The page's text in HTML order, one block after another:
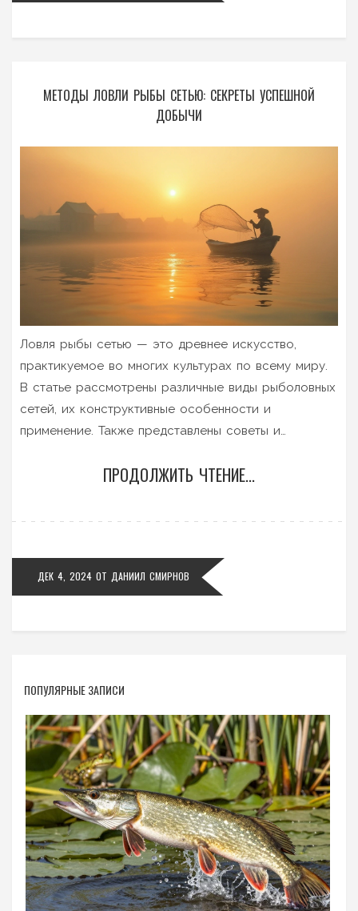
МЕТОДЫ ЛОВЛИ РЫБЫ СЕТЬЮ: СЕКРЕТЫ УСПЕШНОЙ
ДОБЫЧИ
Ловля рыбы сетью — это древнее искусство,
практикуемое во многих культурах по всему миру.
В статье рассмотрены различные виды рыболовных
сетей, их конструктивные особенности и
применение. Также представлены советы и
рыболов найдёт полезную информацию о том, как
техники ловли рыбы сетью.
ПРОДОЛЖИТЬ ЧТЕНИЕ...
ДЕК 4, 2024 ОТ ДАНИИЛ СМИРНОВ
ПОПУЛЯРНЫЕ ЗАПИСИ